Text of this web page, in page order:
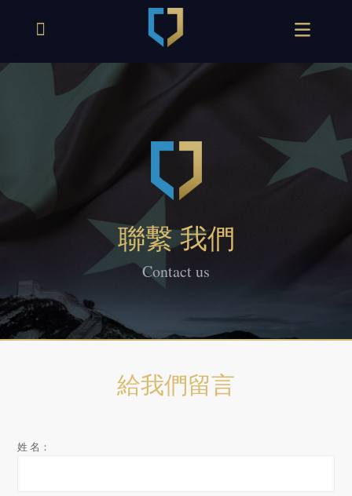
聯繫 我們
Contact us
給我們留言
姓 名：